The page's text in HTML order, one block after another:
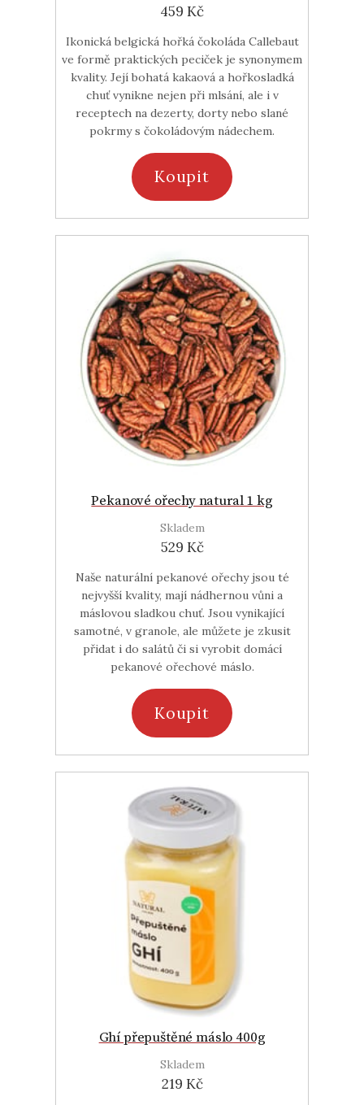
459 Kč
Ikonická belgická hořká čokoláda Callebaut
ve formě praktických peciček je synonymem
kvality. Její bohatá kakaová a hořkosladká
chuť vynikne nejen při mlsání, ale i v
receptech na dezerty, dorty nebo slané
pokrmy s čokoládovým nádechem.
Koupit
Pekanové ořechy natural 1 kg
Skladem
529 Kč
Naše naturální pekanové ořechy jsou té
nejvyšší kvality, mají nádhernou vůni a
máslovou sladkou chuť. Jsou vynikající
samotné, v granole, ale můžete je zkusit
přidat i do salátů či si vyrobit domácí
pekanové ořechové máslo.
Koupit
Ghí přepuštěné máslo 400g
Skladem
219 Kč